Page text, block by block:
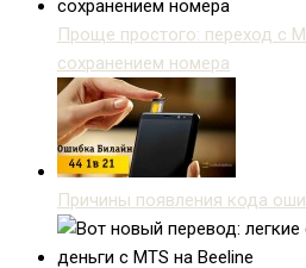
Проще простого: переход с
сохранением номера
Причины появления кода